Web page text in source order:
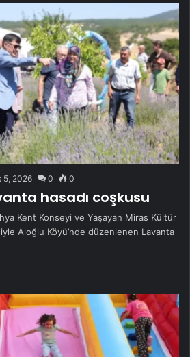
5, 2026 0 0
hasadı coşkusu
Kent Konseyi ve Yaşayan Miras Kültür
Aloğlu Köyü’nde düzenlenen Lavanta